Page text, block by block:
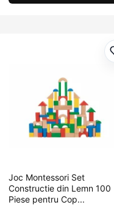
Joc Montessori Set
Constructie din Lemn 100
Piese pentru Cop...